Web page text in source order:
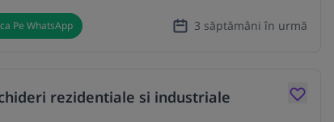
Pe WhatsApp 3 săptămâni în urmă
rezidentiale si industriale